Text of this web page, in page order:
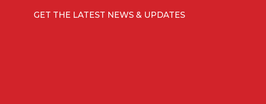
GET THE LATEST NEWS & UPDATES